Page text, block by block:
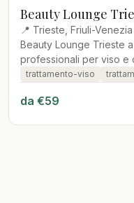
Beauty Lounge
📍 Trieste, Friuli-Venezia
Beauty Lounge Trieste
professionali per viso e
trattamento-viso
da €59